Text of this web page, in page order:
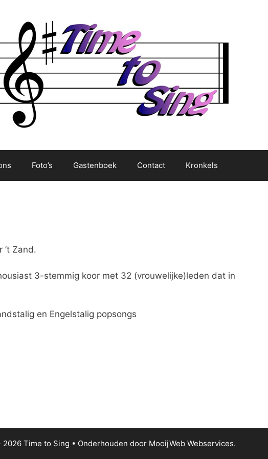
Foto’s Gastenboek Contact Kronkels
’t Zand.
3-stemmig koor met 32 (vrouwelijke)leden dat in
en Engelstalig popsongs
Time to Sing • Onderhouden door MooijWeb Webservices.